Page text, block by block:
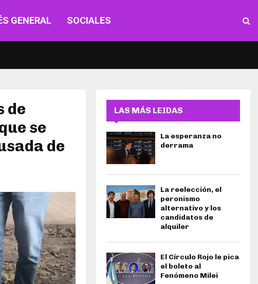
GENERAL SOCIALES
de
se
de
LAS MÁS LEIDAS
La esperanza no
derrama
La reelección, el
peronismo
alternativo y los
candidatos de
alquiler
El Círculo Rojo le pica
el boleto al
Fenómeno Milei